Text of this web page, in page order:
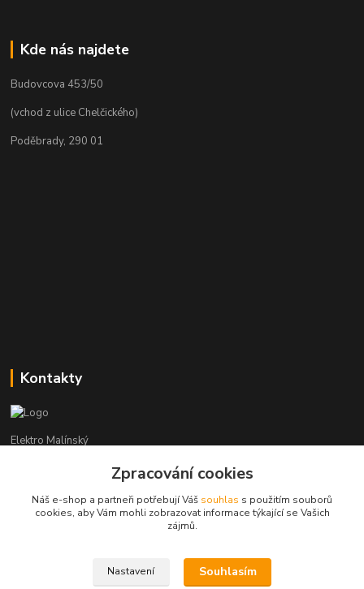
Kde nás najdete
Budovcova 453/50
(vchod z ulice Chelčického)
Poděbrady, 290 01
Kontakty
Elektro Malínský
+420 608 255 160
(Po-Čt - 8:30-16:00, Pá - 8:30-14:00)
Zpracování cookies
Náš e-shop a partneři potřebují Váš souhlas s použitím souborů
cookies, aby Vám mohli zobrazovat informace týkající se Vašich
zájmů.
Nastavení Souhlasím